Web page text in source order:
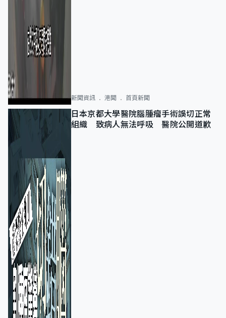
新聞資訊 港聞 首頁新聞
日本京都大學醫院腦腫瘤手術誤切正常
組織 致病人無法呼吸 醫院公開道歉